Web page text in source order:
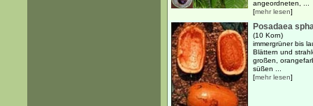
angeordneten, ...
[mehr lesen]
Posadaea
(10 Korn)
immergrüner bis
Blättern und
großen,
süßen ...
[mehr lesen]